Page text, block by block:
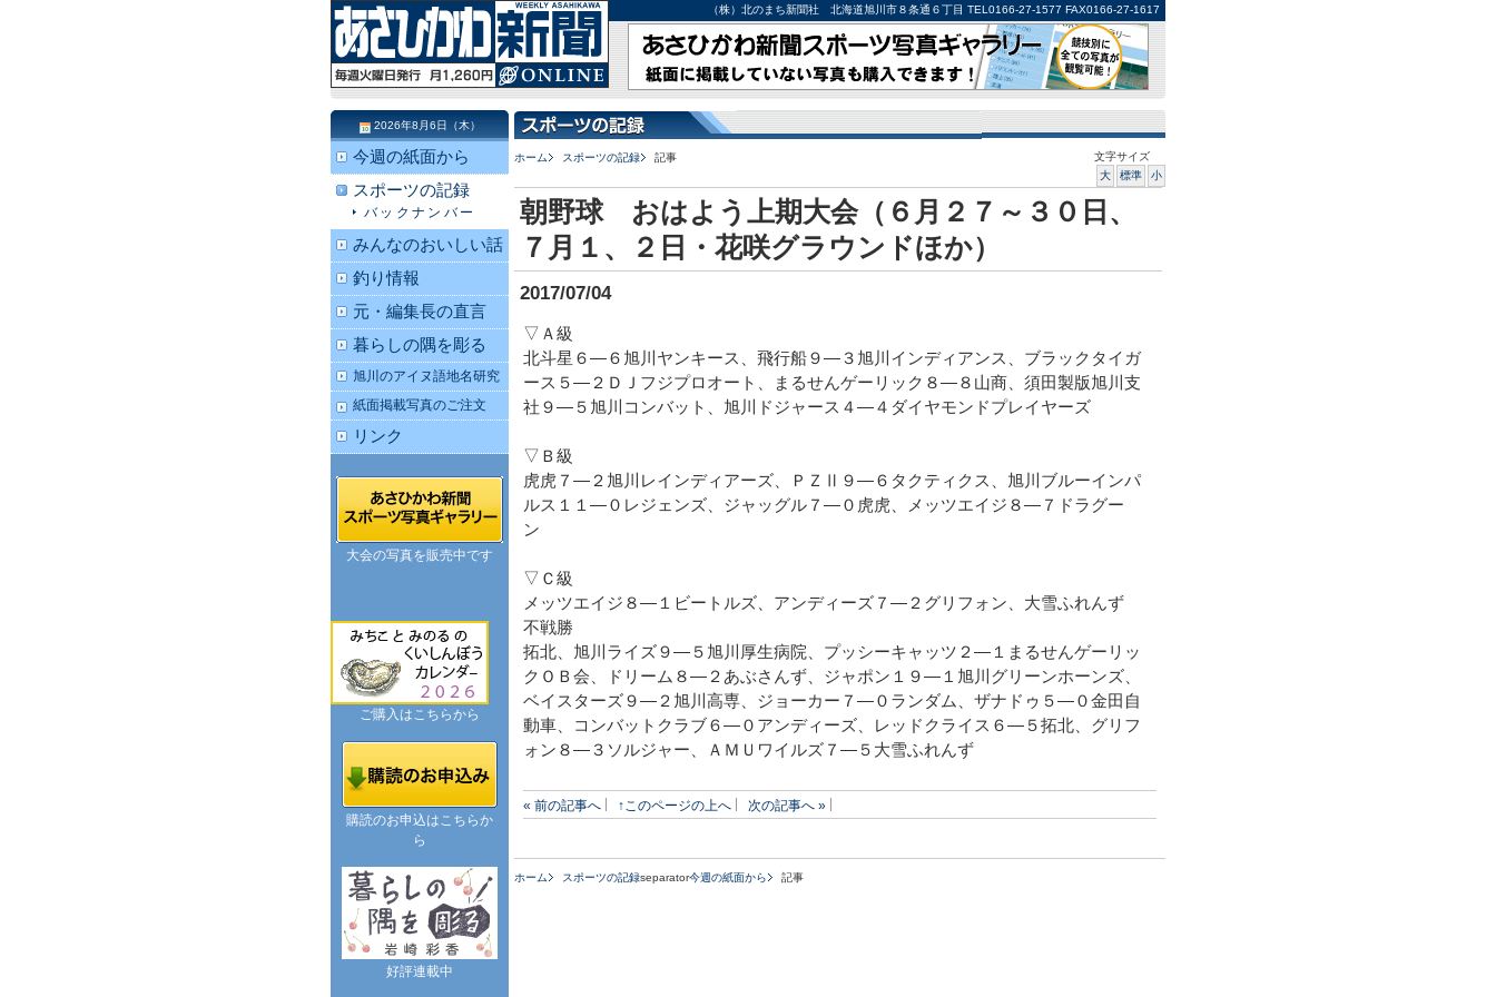
（株）北のまち新聞社 北海道旭川市８条通６丁目 TEL0166-27-1577 FAX0166-27-1617
ホーム スポーツの記録 記事
文字サイズ
大
標準 小
朝野球 おはよう上期大会（６月２７～３０日、
７月１、２日・花咲グラウンドほか）
2017/07/04
▽Ａ級
北斗星６―６旭川ヤンキース、飛行船９―３旭川インディアンス、ブラックタイガ
ース５―２ＤＪフジプロオート、まるせんゲーリック８―８山商、須田製版旭川支
社９―５旭川コンバット、旭川ドジャース４―４ダイヤモンドプレイヤーズ
▽Ｂ級
虎虎７―２旭川レインディアーズ、ＰＺⅡ９―６タクティクス、旭川ブルーインパ
ルス１１―０レジェンズ、ジャッグル７―０虎虎、メッツエイジ８―７ドラグー
ン
▽Ｃ級
メッツエイジ８―１ビートルズ、アンディーズ７―２グリフォン、大雪ふれんず
不戦勝
拓北、旭川ライズ９―５旭川厚生病院、プッシーキャッツ２―１まるせんゲーリッ
クＯＢ会、ドリーム８―２あぶさんず、ジャポン１９―１旭川グリーンホーンズ、
ベイスターズ９―２旭川高専、ジョーカー７―０ランダム、ザナドゥ５―０金田自
動車、コンバットクラブ６―０アンディーズ、レッドクライス６―５拓北、グリフ
ォン８―３ソルジャー、ＡＭＵワイルズ７―５大雪ふれんず
« 前の記事へ ↑このページの上へ 次の記事へ »
ホーム スポーツの記録separator今週の紙面から 記事
2026年8月6日（木）
今週の紙面から
スポーツの記録
バックナンバー
みんなのおいしい話
釣り情報
元・編集長の直言
暮らしの隅を彫る
旭川のアイヌ語地名研究
紙面掲載写真のご注文
リンク
大会の写真を販売中です
ご購入はこちらから
購読のお申込はこちらか
ら
好評連載中